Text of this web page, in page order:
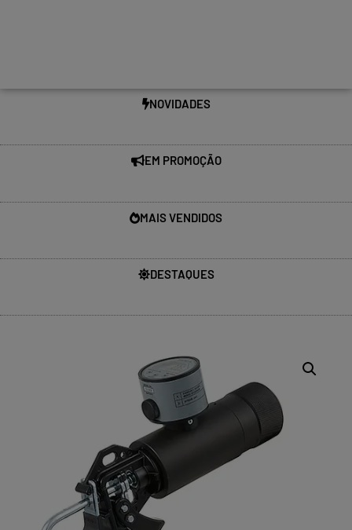
NOVIDADES
EM PROMOÇÃO
MAIS VENDIDOS
DESTAQUES